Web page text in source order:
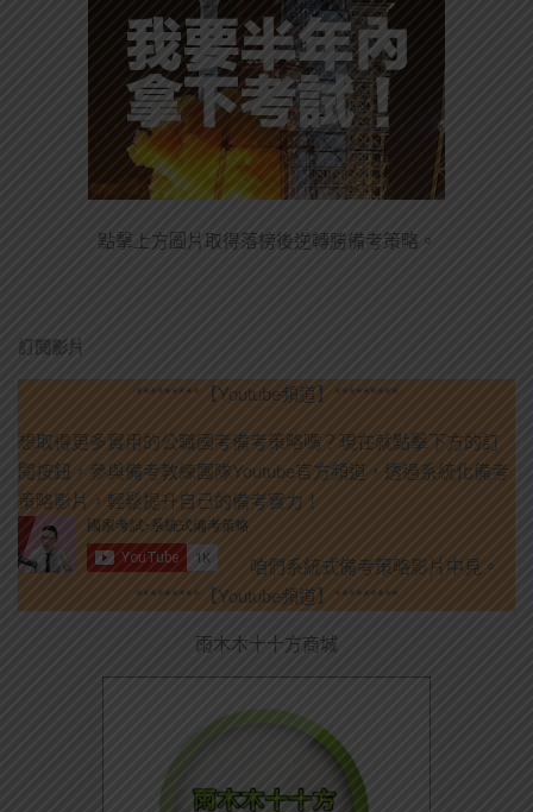
點擊上方圖片取得落榜後逆轉勝備考策略。
訂閱影片
*********【Youtube頻道】*********
想取得更多實用的公職國考備考策略嗎？現在就點擊下方的訂
閱按鈕，參與備考教練團隊Youtube官方頻道，透過系統化備考
策略影片，輕鬆提升自己的備考實力！
咱們系統式備考策略影片中見。
*********【Youtube頻道】*********
雨木木十十方商城